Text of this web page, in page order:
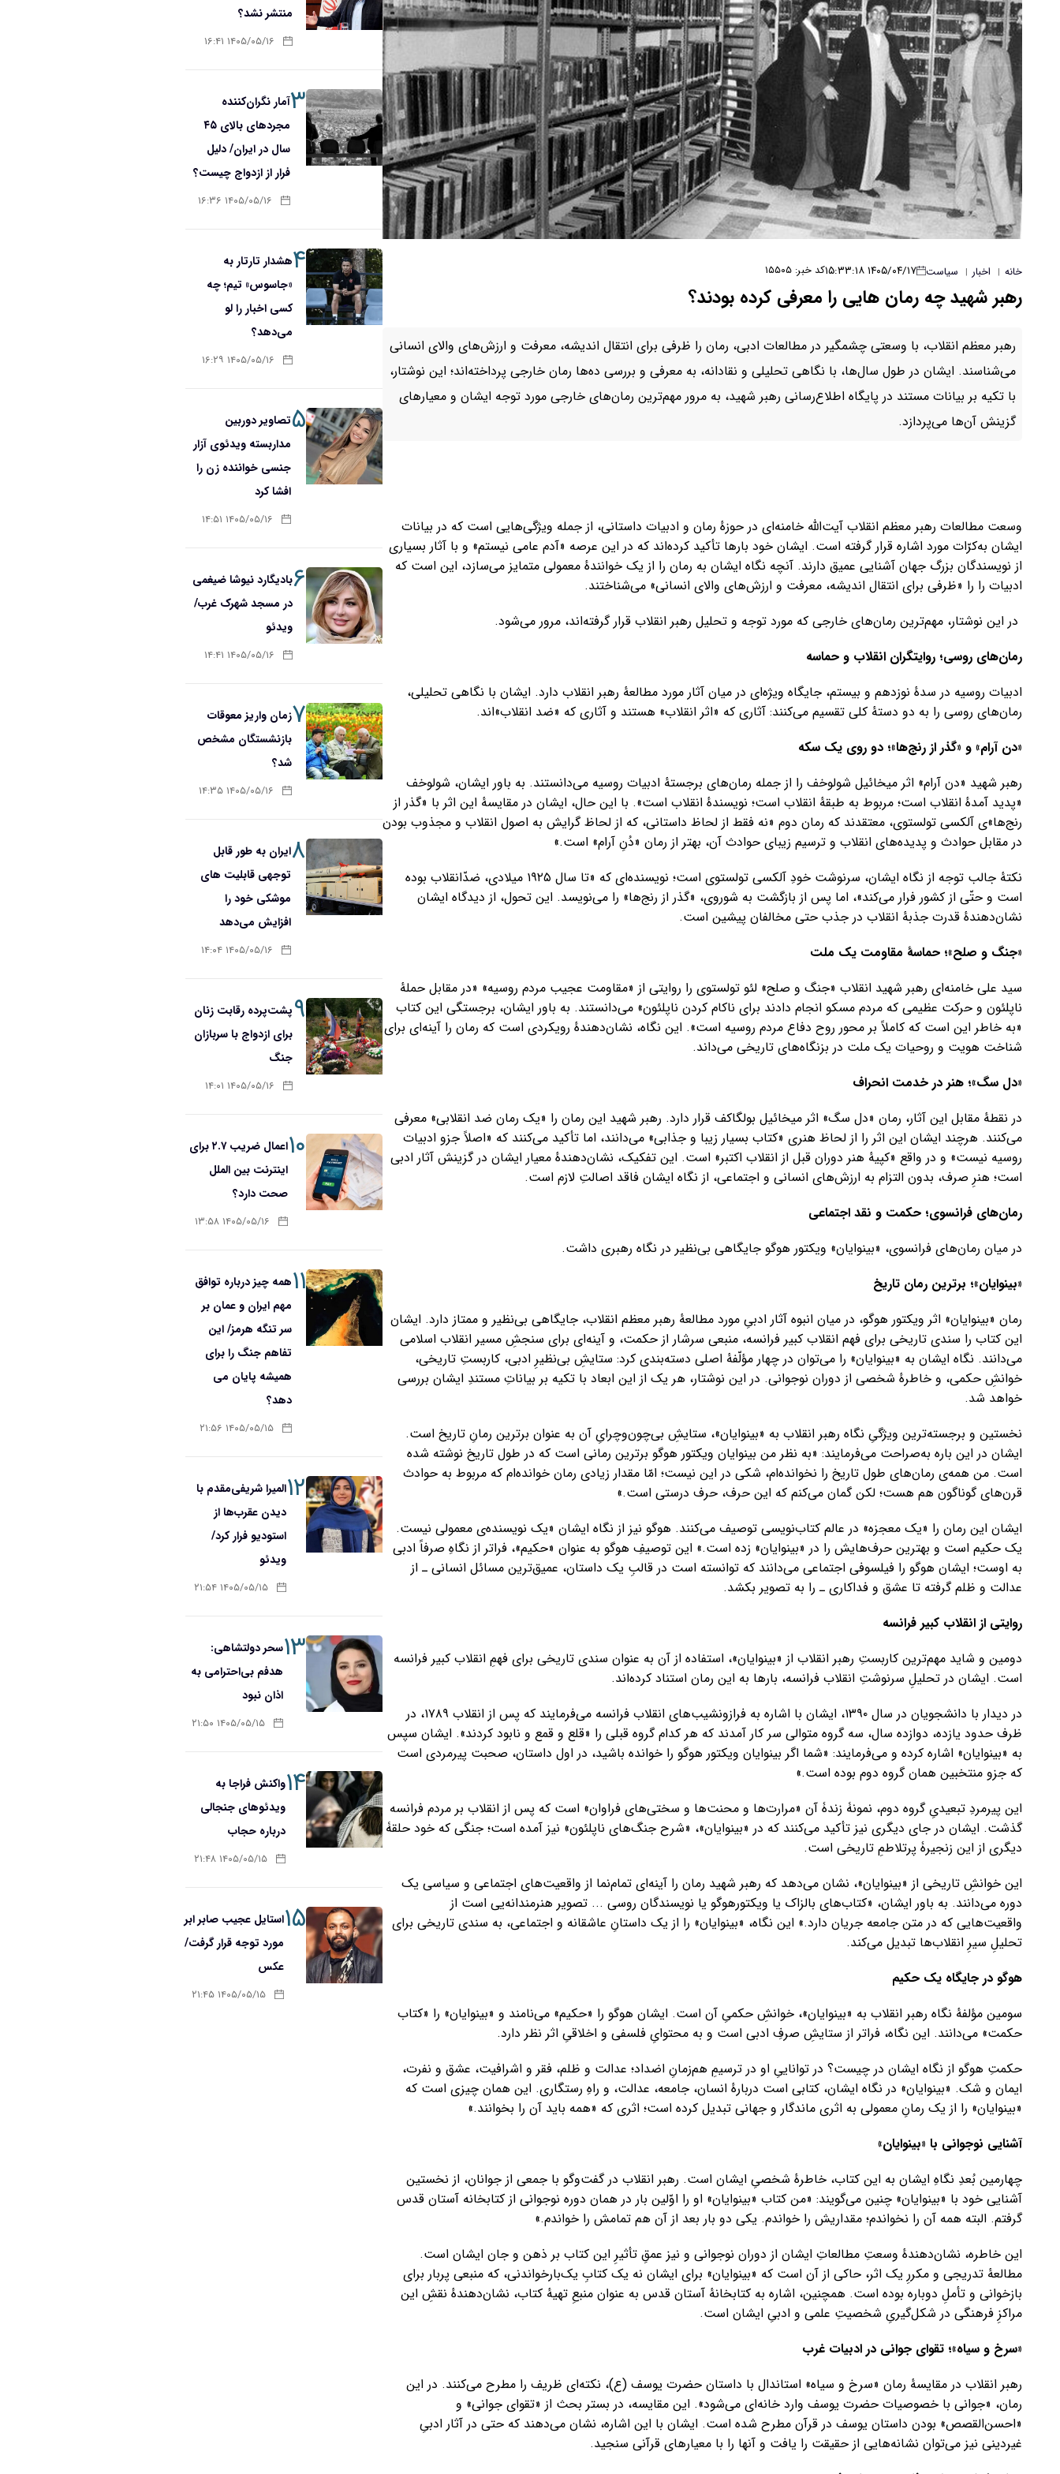
خانه | اخبار | سیاست ۱۴۰۵/۰۴/۱۷ ۱۵:۳۳:۱۸ کد خبر: ۱۵۵۰۵
رهبر شهید چه رمان هایی را معرفی کرده بودند؟
رهبر معظم انقلاب، با وسعتی چشمگیر در مطالعات ادبی، رمان را ظرفی برای انتقال اندیشه، معرفت و ارزش‌های والای انسانی
می‌شناسند. ایشان در طول سال‌ها، با نگاهی تحلیلی و نقادانه، به معرفی و بررسی ده‌ها رمان خارجی پرداخته‌اند؛ این نوشتار،
با تکیه بر بیانات مستند در پایگاه اطلاع‌رسانی رهبر شهید، به مرور مهم‌ترین رمان‌های خارجی مورد توجه ایشان و معیارهای
گزینش آن‌ها می‌پردازد.
وسعت مطالعات رهبر معظم انقلاب آیت‌الله خامنه‌ای در حوزهٔ رمان و ادبیات داستانی، از جمله ویژگی‌هایی است که در بیانات
ایشان به‌کرّات مورد اشاره قرار گرفته است. ایشان خود بارها تأکید کرده‌اند که در این عرصه «آدم عامی نیستم» و با آثار بسیاری
از نویسندگان بزرگ جهان آشنایی عمیق دارند. آنچه نگاه ایشان به رمان را از یک خوانندهٔ معمولی متمایز می‌سازد، این است که
ادبیات را را «ظرفی برای انتقال اندیشه، معرفت و ارزش‌های والای انسانی» می‌شناختند.
در این نوشتار، مهم‌ترین رمان‌های خارجی که مورد توجه و تحلیل رهبر انقلاب قرار گرفته‌اند، مرور می‌شود.
رمان‌های روسی؛ روایتگران انقلاب و حماسه
ادبیات روسیه در سدهٔ نوزدهم و بیستم، جایگاه ویژه‌ای در میان آثار مورد مطالعهٔ رهبر انقلاب دارد. ایشان با نگاهی تحلیلی،
رمان‌های روسی را به دو دستهٔ کلی تقسیم می‌کنند: آثاری که «اثر انقلاب» هستند و آثاری که «ضد انقلاب»اند.
«دن آرام» و «گذر از رنج‌ها»؛ دو روی یک سکه
رهبر شهید «دن آرام» اثر میخائیل شولوخف را از جمله رمان‌های برجستهٔ ادبیات روسیه می‌دانستند. به باور ایشان، شولوخف
«پدید آمدهٔ انقلاب است؛ مربوط به طبقهٔ انقلاب است؛ نویسندهٔ انقلاب است». با این حال، ایشان در مقایسهٔ این اثر با «گذر از
رنج‌ها»ی آلکسی تولستوی، معتقدند که رمان دوم «نه فقط از لحاظ داستانی، که از لحاظ گرایش به اصول انقلاب و مجذوب بودن
در مقابل حوادث و پدیده‌های انقلاب و ترسیم زیبای حوادث آن، بهتر از رمان «دُنِ آرام» است.»
نکتهٔ جالب توجه از نگاه ایشان، سرنوشت خودِ آلکسی تولستوی است؛ نویسنده‌ای که «تا سال ۱۹۲۵ میلادی، ضدّانقلاب بوده
است و حتّی از کشور فرار می‌کند»، اما پس از بازگشت به شوروی، «گذر از رنج‌ها» را می‌نویسد. این تحول، از دیدگاه ایشان
نشان‌دهندهٔ قدرت جذبهٔ انقلاب در جذب حتی مخالفان پیشین است.
«جنگ و صلح»؛ حماسهٔ مقاومت یک ملت
سید علی خامنه‌ای رهبر شهید انقلاب «جنگ و صلح» لئو تولستوی را روایتی از «مقاومت عجیب مردم روسیه» «در مقابل حملهٔ
ناپلئون و حرکت عظیمی که مردم مسکو انجام دادند برای ناکام کردن ناپلئون» می‌دانستند. به باور ایشان، برجستگی این کتاب
«به خاطر این است که کاملاً بر محور روح دفاع مردم روسیه است». این نگاه، نشان‌دهندهٔ رویکردی است که رمان را آینه‌ای برای
شناخت هویت و روحیات یک ملت در بزنگاه‌های تاریخی می‌داند.
«دل سگ»؛ هنر در خدمت انحراف
در نقطهٔ مقابل این آثار، رمان «دل سگ» اثر میخائیل بولگاکف قرار دارد. رهبر شهید این رمان را «یک رمان ضد انقلابی» معرفی
می‌کنند. هرچند ایشان این اثر را از لحاظ هنری «کتاب بسیار زیبا و جذابی» می‌دانند، اما تأکید می‌کنند که «اصلاً جزو ادبیات
روسیه نیست» و در واقع «کپیهٔ هنر دوران قبل از انقلاب اکتبر» است. این تفکیک، نشان‌دهندهٔ معیار ایشان در گزینش آثار ادبی
است؛ هنرِ صرف، بدون التزام به ارزش‌های انسانی و اجتماعی، از نگاه ایشان فاقد اصالتِ لازم است.
رمان‌های فرانسوی؛ حکمت و نقد اجتماعی
در میان رمان‌های فرانسوی، «بینوایان» ویکتور هوگو جایگاهی بی‌نظیر در نگاه رهبری داشت.
«بینوایان»؛ برترین رمان تاریخ
رمان «بینوایان» اثر ویکتور هوگو، در میان انبوه آثار ادبیِ مورد مطالعهٔ رهبر معظم انقلاب، جایگاهی بی‌نظیر و ممتاز دارد. ایشان
این کتاب را سندی تاریخی برای فهم انقلاب کبیر فرانسه، منبعی سرشار از حکمت، و آینه‌ای برای سنجشِ مسیر انقلاب اسلامی
می‌دانند. نگاه ایشان به «بینوایان» را می‌توان در چهار مؤلّفهٔ اصلی دسته‌بندی کرد: ستایشِ بی‌نظیرِ ادبی، کاربستِ تاریخی،
خوانشِ حکمی، و خاطرهٔ شخصی از دوران نوجوانی. در این نوشتار، هر یک از این ابعاد با تکیه بر بیاناتِ مستندِ ایشان بررسی
خواهد شد.
نخستین و برجسته‌ترین ویژگیِ نگاه رهبر انقلاب به «بینوایان»، ستایشِ بی‌چون‌وچرایِ آن به عنوان برترین رمانِ تاریخ است.
ایشان در این باره به‌صراحت می‌فرمایند: «به نظر من بینوایان ویکتور هوگو برترین رمانی است که در طول تاریخ نوشته شده
است. من همه‌ی رمان‌های طول تاریخ را نخوانده‌ام، شکی در این نیست؛ امّا مقدار زیادی رمان خوانده‌ام که مربوط به حوادث
قرن‌های گوناگون هم هست؛ لکن گمان می‌کنم که این حرف، حرف درستی است.»
ایشان این رمان را «یک معجزه» در عالم کتاب‌نویسی توصیف می‌کنند. هوگو نیز از نگاه ایشان «یک نویسنده‌ی معمولی نیست.
یک حکیم است و بهترین حرف‌هایش را در «بینوایان» زده است.» این توصیفِ هوگو به عنوان «حکیم»، فراتر از نگاهِ صرفاً ادبی
به اوست؛ ایشان هوگو را فیلسوفی اجتماعی می‌دانند که توانسته است در قالبِ یک داستان، عمیق‌ترین مسائل انسانی ـ از
عدالت و ظلم گرفته تا عشق و فداکاری ـ را به تصویر بکشد.
روایتی از انقلاب کبیر فرانسه
دومین و شاید مهم‌ترین کاربستِ رهبر انقلاب از «بینوایان»، استفاده از آن به عنوان سندی تاریخی برای فهمِ انقلاب کبیر فرانسه
است. ایشان در تحلیلِ سرنوشتِ انقلاب فرانسه، بارها به این رمان استناد کرده‌اند.
در دیدار با دانشجویان در سال ۱۳۹۰، ایشان با اشاره به فرازونشیب‌های انقلاب فرانسه می‌فرمایند که پس از انقلاب ۱۷۸۹، در
ظرف حدود یازده، دوازده سال، سه گروه متوالی سر کار آمدند که هر کدام گروه قبلی را «قلع و قمع و نابود کردند». ایشان سپس
به «بینوایان» اشاره کرده و می‌فرمایند: «شما اگر بینوایان ویکتور هوگو را خوانده باشید، در اول داستان، صحبت پیرمردی است
که جزو منتخبین همان گروه دوم بوده است.»
این پیرمردِ تبعیدیِ گروه دوم، نمونۀ زندۀ آن «مرارت‌ها و محنت‌ها و سختی‌های فراوان» است که پس از انقلاب بر مردم فرانسه
گذشت. ایشان در جای دیگری نیز تأکید می‌کنند که در «بینوایان»، «شرح جنگ‌های ناپلئون» نیز آمده است؛ جنگی‌ که خود حلقۀ
دیگری از این زنجیرۀ پرتلاطمِ تاریخی است.
این خوانشِ تاریخی از «بینوایان»، نشان می‌دهد که رهبر شهید رمان را آینه‌ای تمام‌نما از واقعیت‌های اجتماعی و سیاسی یک
دوره می‌دانند. به باور ایشان، «کتاب‌های بالزاک یا ویکتورهوگو یا نویسندگان روسی ... تصویر هنرمندانه‌یی است از
واقعیت‌هایی که در متن جامعه جریان دارد.» این نگاه، «بینوایان» را از یک داستانِ عاشقانه و اجتماعی، به سندی تاریخی برای
تحلیلِ سیرِ انقلاب‌ها تبدیل می‌کند.
هوگو در جایگاه یک حکیم
سومین مؤلفهٔ نگاه رهبر انقلاب به «بینوایان»، خوانشِ حکمیِ آن است. ایشان هوگو را «حکیم» می‌نامند و «بینوایان» را «کتاب
حکمت» می‌دانند. این نگاه، فراتر از ستایشِ صرفِ ادبی است و به محتوایِ فلسفی و اخلاقیِ اثر نظر دارد.
حکمتِ هوگو از نگاه ایشان در چیست؟ در تواناییِ او در ترسیمِ هم‌زمانِ اضداد؛ عدالت و ظلم، فقر و اشرافیت، عشق و نفرت،
ایمان و شک. «بینوایان» در نگاه ایشان، کتابی است دربارهٔ انسان، جامعه، عدالت، و راهِ رستگاری. این همان چیزی است که
«بینوایان» را از یک رمانِ معمولی به اثری ماندگار و جهانی تبدیل کرده است؛ اثری که «همه باید آن را بخوانند.»
آشنایی نوجوانی با «بینوایان»
چهارمین بُعدِ نگاهِ ایشان به این کتاب، خاطرهٔ شخصیِ ایشان است. رهبر انقلاب در گفت‌وگو با جمعی از جوانان، از نخستین
آشنایی خود با «بینوایان» چنین می‌گویند: «من کتاب «بینوایان» او را اوّلین بار در همان دوره نوجوانی از کتابخانه آستان قدس
گرفتم. البته همه آن را نخواندم؛ مقداریش را خواندم. یکی دو بار بعد از آن هم تمامش را خواندم.»
این خاطره، نشان‌دهندهٔ وسعتِ مطالعاتِ ایشان از دوران نوجوانی و نیز عمقِ تأثیرِ این کتاب بر ذهن و جان ایشان است.
مطالعهٔ تدریجی و مکررِ یک اثر، حاکی از آن است که «بینوایان» برای ایشان نه یک کتابِ یک‌بارخواندنی، که منبعی پربار برای
بازخوانی و تأملِ دوباره بوده است. همچنین، اشاره به کتابخانهٔ آستان قدس به عنوان منبعِ تهیهٔ کتاب، نشان‌دهندهٔ نقشِ این
مراکزِ فرهنگی در شکل‌گیریِ شخصیتِ علمی و ادبیِ ایشان است.
«سرخ و سیاه»؛ تقوای جوانی در ادبیات غرب
رهبر انقلاب در مقایسهٔ رمان «سرخ و سیاه» استاندال با داستان حضرت یوسف (ع)، نکته‌ای ظریف را مطرح می‌کنند. در این
رمان، «جوانی با خصوصیات حضرت یوسف وارد خانه‌ای می‌شود». این مقایسه، در بستر بحث از «تقوای جوانی» و
«احسن‌القصص» بودن داستان یوسف در قرآن مطرح شده است. ایشان با این اشاره، نشان می‌دهند که حتی در آثار ادبیِ
غیردینی نیز می‌توان نشانه‌هایی از حقیقت را یافت و آنها را با معیارهای قرآنی سنجید.
منتشر نشد؟
۱۴۰۵/۰۵/۱۶ ۱۶:۴۱
۳آمار نگران‌کننده
مجردهای بالای ۴۵
سال در ایران/ دلیل
فرار از ازدواج چیست؟
۱۴۰۵/۰۵/۱۶ ۱۶:۳۶
۴هشدار تارتار به
«جاسوس» تیم؛ چه
کسی اخبار را لو
می‌دهد؟
۱۴۰۵/۰۵/۱۶ ۱۶:۲۹
۵تصاویر دوربین
مداربسته ویدئوی آزار
جنسی خواننده زن را
افشا کرد
۱۴۰۵/۰۵/۱۶ ۱۴:۵۱
۶بادیگارد نیوشا ضیغمی
در مسجد شهرک غرب/
ویدئو
۱۴۰۵/۰۵/۱۶ ۱۴:۴۱
۷زمان واریز معوقات
بازنشستگان مشخص
شد؟
۱۴۰۵/۰۵/۱۶ ۱۴:۳۵
۸ایران به طور قابل
توجهی قابلیت های
موشکی خود را
افزایش می‌دهد
۱۴۰۵/۰۵/۱۶ ۱۴:۰۴
۹پشت‌پرده رقابت زنان
برای ازدواج با سربازان
جنگ
۱۴۰۵/۰۵/۱۶ ۱۴:۰۱
۱۰
اعمال ضریب ۲.۷ برای
اینترنت بین الملل
صحت دارد؟
۱۴۰۵/۰۵/۱۶ ۱۳:۵۸
۱۱همه چیز درباره توافق
مهم ایران و عمان بر
سر تنگه هرمز/ این
تفاهم جنگ را برای
همیشه پایان می
دهد؟
۱۴۰۵/۰۵/۱۵ ۲۱:۵۶
۱۲المیرا شریفی‌مقدم با
دیدن عقرب‌ها از
استودیو فرار کرد/
ویدئو
۱۴۰۵/۰۵/۱۵ ۲۱:۵۴
۱۳سحر دولتشاهی:
هدفم بی‌احترامی به
اذان نبود
۱۴۰۵/۰۵/۱۵ ۲۱:۵۰
۱۴واکنش فراجا به
ویدئوهای جنجالی
درباره حجاب
۱۴۰۵/۰۵/۱۵ ۲۱:۴۸
۱۵استایل عجیب صابر ابر
مورد توجه قرار گرفت/
عکس
۱۴۰۵/۰۵/۱۵ ۲۱:۴۵